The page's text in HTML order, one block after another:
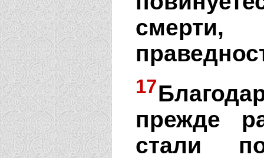
17
прежде
стали